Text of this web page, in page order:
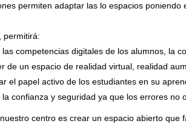
permiten adaptar las lo espacios
permitirá:
las competencias digitales de los alumnos, la
de un espacio de realidad virtual, realidad
el papel activo de los estudiantes en su
la confianza y seguridad ya que los errores
centro es crear un espacio abierto